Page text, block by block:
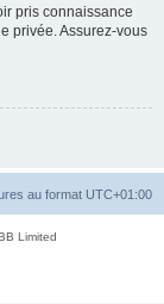
pris connaissance
privée. Assurez-vous
au format UTC+01:00
Limited